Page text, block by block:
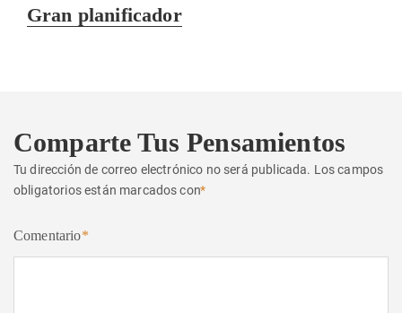
Entrada
Gran planificador
Comparte Tus Pensamientos
Tu dirección de correo electrónico no será publicada. Los campos
obligatorios están marcados con*
Comentario*